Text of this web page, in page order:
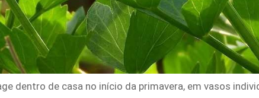
dentro de casa no início da primavera, em vasos